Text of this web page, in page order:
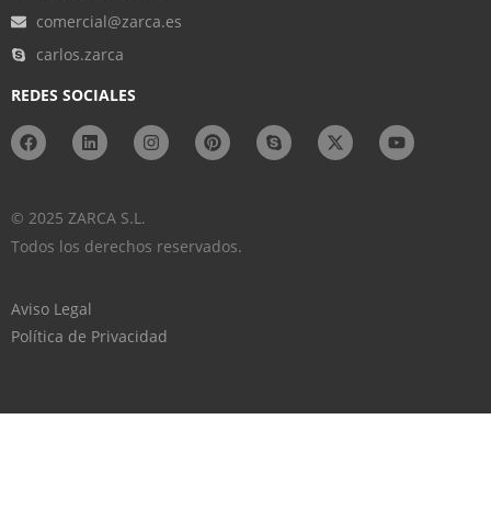
comercial@zarca.es
carlos.zarca
REDES SOCIALES
© 2025 ZARCA S.L.
Todos los derechos reservados.
Aviso Legal
Política de Privacidad